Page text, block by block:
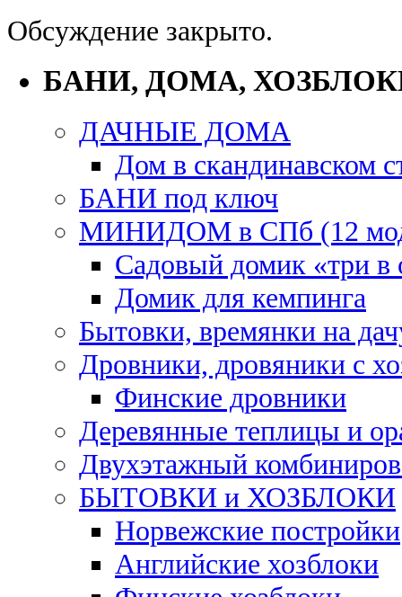
Обсуждение закрыто.
БАНИ, ДОМА,
ДАЧНЫЕ ДОМА
Дом в скандинавском
БАНИ под ключ
МИНИДОМ в СПб (12
Садовый домик «три в
Домик для кемпинга
Бытовки, времянки на
Дровники, дровяники с
Финские дровники
Деревянные теплицы и
Двухэтажный
БЫТОВКИ и ХОЗБЛОКИ
Норвежские постройки
Английские хозблоки